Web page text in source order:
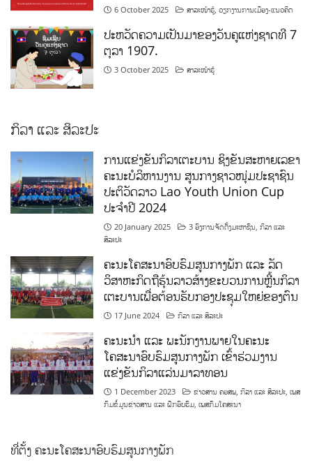
6 October 2025 ສາລະໜ້າຮູ້ ,ວຽກງານການເມືອງ-ແນວຄິດ
ປະຫວັດຄວາມເປັນມາຂອງວັນຄູແຫ່ງຊາດທີ 7
ຕຸລາ 1907.
3 October 2025 ສາລະໜ້າຮູ້
ກິລາ ແລະ ສິລະປະ
ການແຂ່ງຂັນກິລາເຕະບານ ຊິງຂັນສະຫາຍເລຂາ
ຄະນະບໍລິຫານງານ ສູນກາງຊາວໜຸ່ມປະຊາຊົນ
ປະຕິວັດລາວ Lao Youth Union Cup
ປະຈຳປີ 2024
20 January 2025 3 ອົງການຈັດຕັ້ງມະຫາຊົນ,ກິລາ ແລະ
ສິລະປະ
ຄະນະໂຄສະນາອົບຮົມສູນກາງພັກ ແລະ ລັດ
ວິສາຫະກິດຖືຮຸ້ນລາວສ້າງຂະບວນການຫຼີ້ນກິລາ
ເຕະບານເພື່ອຕ້ອນຮັບກອງປະຊຸມໃຫຍ່ຂອງຕົນ
17 June 2024 ກິລາ ແລະ ສິລະປະ
ຄະນະນຳ ແລະ ພະນັກງານພາຍໃນຄະນະ
ໂຄສະນາອົບຮົມສູນກາງພັກ ເຂົ້າຮ່ວມງານ
ແຂ່ງຂັນກິລາແລ່ນມາລາທອນ
1 December 2023 ຂ່າວສານ ຄອສພ,ກິລາ ແລະ ສິລະປະ,ເພສ
ກົມຂໍ້ມູນຂ່າວສານ ແລະ ຝຶກອົບຮົມ,ເພສກົມໂຄສະນາ
ທີ່ຕັ້ງ ຄະນະໂຄສະນາອົບຮົມສູນກາງພັກ